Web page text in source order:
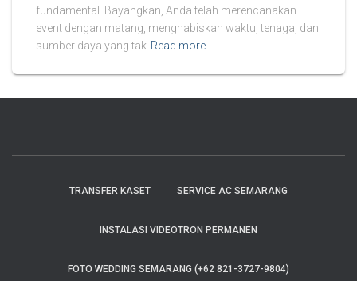
fundamental. Bayangkan, Anda telah merencanakan
event dengan matang, menghabiskan waktu, tenaga, dan
sumber daya yang tak Read more
TRANSFER KASET SERVICE AC SEMARANG
INSTALASI VIDEOTRON PERMANEN
FOTO WEDDING SEMARANG (+62 821-3727-9804)